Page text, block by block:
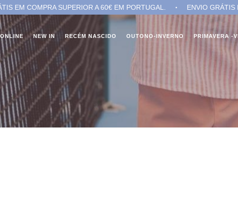
COMPRA SUPERIOR A 60€ EM PORTUGAL. ENVIO GRÁTIS EM
NEW IN RECÉM NASCIDO OUTONO-INVERNO PRIMAVERA -